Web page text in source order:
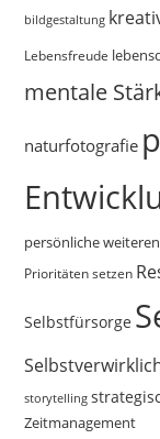
bildgestaltung
Lebensfreude
mentale
naturfotografie
persönliche
Prioritäten setzen
Selbstfürsorge
storytelling
Zeitmanagement